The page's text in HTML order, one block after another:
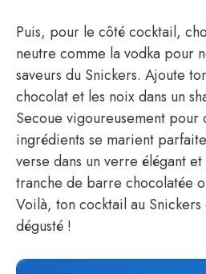
Puis, pour le côté cocktail,
neutre comme la vodka pour
saveurs du Snickers. Ajoute
chocolat et les noix dans un
Secoue vigoureusement pour
ingrédients se marient
verse dans un verre élégant
tranche de barre chocolatée
Voilà, ton cocktail au
dégusté !